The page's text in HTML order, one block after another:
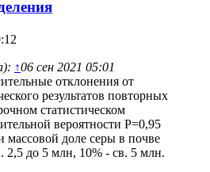
↑06 сен 2021 05:01
отклонения от
результатов повторных
статистическом
вероятности Р=0,95
массовой доле серы в почве
2,5 до 5 млн, 10% - св. 5 млн.